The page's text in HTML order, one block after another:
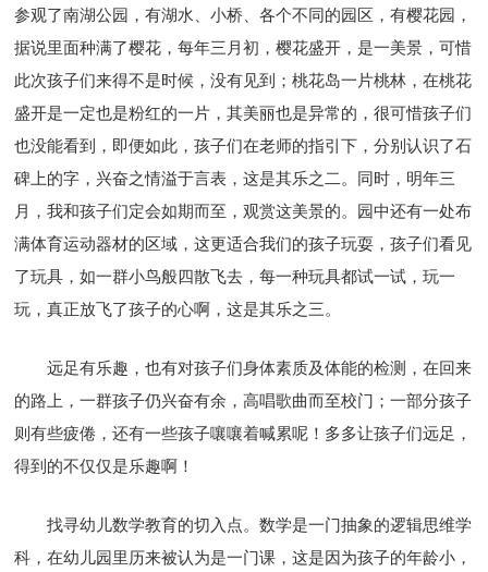
参观了南湖公园，有湖水、小桥、各个不同的园区，有樱花园，
据说里面种满了樱花，每年三月初，樱花盛开，是一美景，可惜
此次孩子们来得不是时候，没有见到；桃花岛一片桃林，在桃花
盛开是一定也是粉红的一片，其美丽也是异常的，很可惜孩子们
也没能看到，即便如此，孩子们在老师的指引下，分别认识了石
碑上的字，兴奋之情溢于言表，这是其乐之二。同时，明年三
月，我和孩子们定会如期而至，观赏这美景的。园中还有一处布
满体育运动器材的区域，这更适合我们的孩子玩耍，孩子们看见
了玩具，如一群小鸟般四散飞去，每一种玩具都试一试，玩一
玩，真正放飞了孩子的心啊，这是其乐之三。
远足有乐趣，也有对孩子们身体素质及体能的检测，在回来
的路上，一群孩子仍兴奋有余，高唱歌曲而至校门；一部分孩子
则有些疲倦，还有一些孩子嚷嚷着喊累呢！多多让孩子们远足，
得到的不仅仅是乐趣啊！
找寻幼儿数学教育的切入点。数学是一门抽象的逻辑思维学
科，在幼儿园里历来被认为是一门课，这是因为孩子的年龄小，